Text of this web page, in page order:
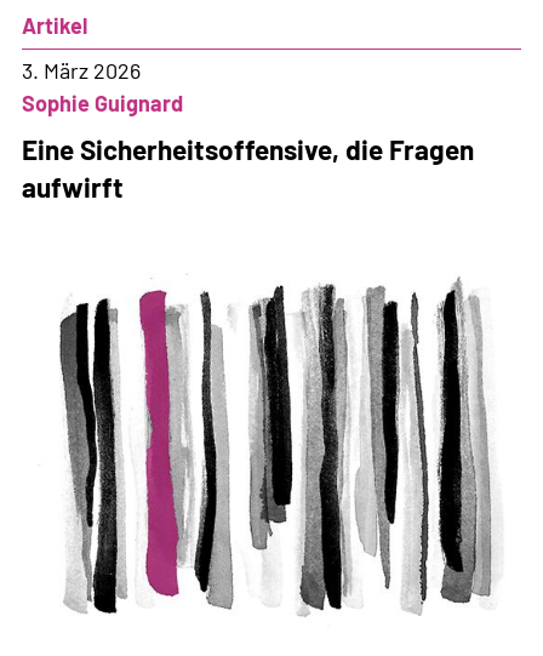
der
extremen
Rechten
verlassen
Artikel
3. März 2026
Sophie Guignard
Eine Sicherheitsoffensive, die Fragen
aufwirft